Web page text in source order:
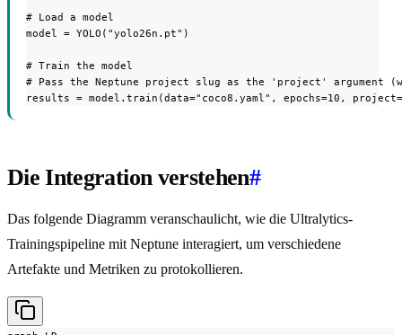
# Load a model
model = YOLO("yolo26n.pt")
# Train the model
# Pass the Neptune project slug as the 'project' argument
results = model.train(data="coco8.yaml", epochs=10,
Die Integration verstehen#
Das folgende Diagramm veranschaulicht, wie die Ultralytics-
Trainingspipeline mit Neptune interagiert, um verschiedene
Artefakte und Metriken zu protokollieren.